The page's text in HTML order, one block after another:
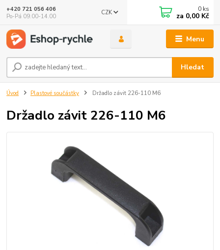
Menu
CZK
Hledat
+420 721 056 406
Po-Pá 09.00-14.00
0 ks
za 0,00 Kč
Úvod Plastové součástky Držadlo závit 226-110 M6
Držadlo závit 226-110 M6